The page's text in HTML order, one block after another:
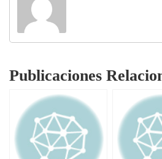
Publicaciones